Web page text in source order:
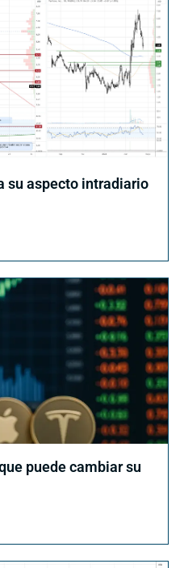
su aspecto intradiario
puede cambiar su